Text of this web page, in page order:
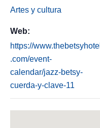
Artes y cultura
Web:
https://www.thebetsyhotel
.com/event-
calendar/jazz-betsy-
cuerda-y-clave-11